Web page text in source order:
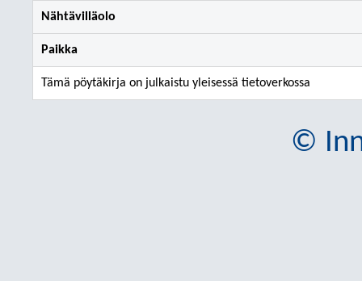
Nähtävilläolo
Paikka
Tämä pöytäkirja on julkaistu yleisessä tietoverkossa
©